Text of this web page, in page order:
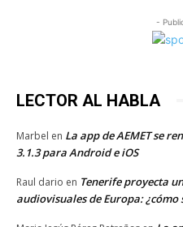
-
LECTOR AL HABLA
Marbel en La app de AEMET se
3.1.3 para Android e iOS
Raul dario en Tenerife proyecta
audiovisuales de Europa: ¿cómo